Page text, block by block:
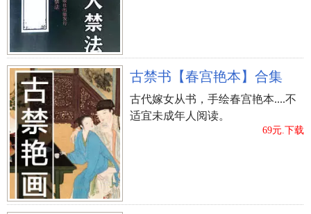
古禁书【春宫艳本】合集
古代嫁女从书，手绘春宫艳本....不
适宜未成年人阅读。
69元.下载